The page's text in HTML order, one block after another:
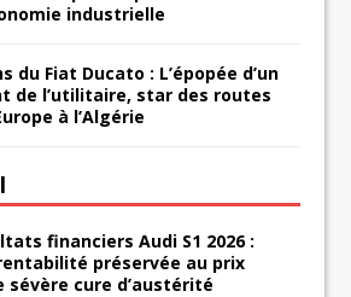
industrielle
du Fiat Ducato : L’épopée d’un
de l’utilitaire, star des routes
à l’Algérie
financiers Audi S1 2026 :
préservée au prix
sévère cure d’austérité